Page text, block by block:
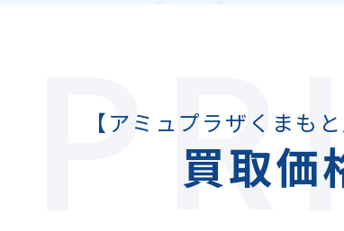
【アミュプラザくまも
買取価